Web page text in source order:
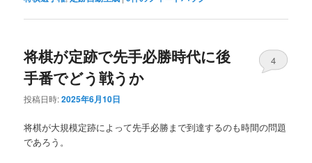
将棋が定跡で先手必勝時代に後
手番でどう戦うか
投稿日時:2025年6月10日
4
将棋が大規模定跡によって先手必勝まで到達するのも時間の問題
であろう。